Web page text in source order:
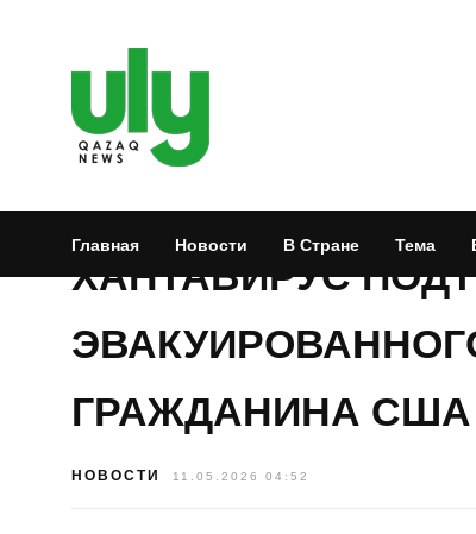
Главная Новости В Стране Тема
ХАНТАВИРУС
ГРАЖДАНИНА США
НОВОСТИ 11.05.2026 04:52